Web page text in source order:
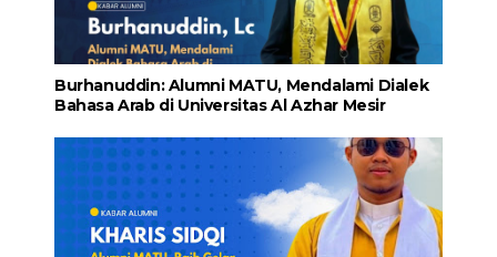
Burhanuddin: Alumni MATU, Mendalami Dialek
Bahasa Arab di Universitas Al Azhar Mesir